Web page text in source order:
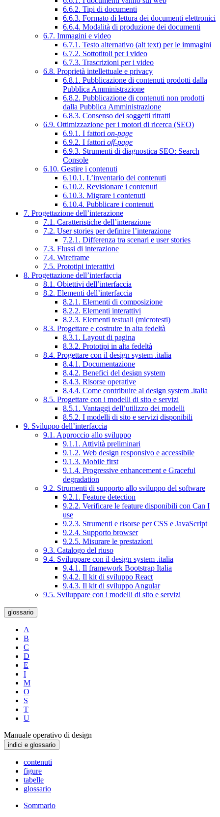
6.6.2. Tipi di documenti
6.6.3. Formato di lettura dei documenti elettronici
6.6.4. Modalità di produzione dei documenti
6.7. Immagini e video
6.7.1. Testo alternativo (alt text) per le immagini
6.7.2. Sottotitoli per i video
6.7.3. Trascrizioni per i video
6.8. Proprietà intellettuale e privacy
6.8.1. Pubblicazione di contenuti prodotti dalla
Pubblica Amministrazione
6.8.2. Pubblicazione di contenuti non prodotti
dalla Pubblica Amministrazione
6.8.3. Consenso dei soggetti ritratti
6.9. Ottimizzazione per i motori di ricerca (SEO)
6.9.1. I fattori on-page
6.9.2. I fattori off-page
6.9.3. Strumenti di diagnostica SEO: Search
Console
6.10. Gestire i contenuti
6.10.1. L’inventario dei contenuti
6.10.2. Revisionare i contenuti
6.10.3. Migrare i contenuti
6.10.4. Pubblicare i contenuti
7. Progettazione dell’interazione
7.1. Caratteristiche dell’interazione
7.2. User stories per definire l’interazione
7.2.1. Differenza tra scenari e user stories
7.3. Flussi di interazione
7.4. Wireframe
7.5. Prototipi interattivi
8. Progettazione dell’interfaccia
8.1. Obiettivi dell’interfaccia
8.2. Elementi dell’interfaccia
8.2.1. Elementi di composizione
8.2.2. Elementi interattivi
8.2.3. Elementi testuali (microtesti)
8.3. Progettare e costruire in alta fedeltà
8.3.1. Layout di pagina
8.3.2. Prototipi in alta fedeltà
8.4. Progettare con il design system .italia
8.4.1. Documentazione
8.4.2. Benefici del design system
8.4.3. Risorse operative
8.4.4. Come contribuire al design system .italia
8.5. Progettare con i modelli di sito e servizi
8.5.1. Vantaggi dell’utilizzo dei modelli
8.5.2. I modelli di sito e servizi disponibili
9. Sviluppo dell’interfaccia
9.1. Approccio allo sviluppo
9.1.1. Attività preliminari
9.1.2. Web design responsivo e accessibile
9.1.3. Mobile first
9.1.4. Progressive enhancement e Graceful
degradation
9.2. Strumenti di supporto allo sviluppo del software
9.2.1. Feature detection
9.2.2. Verificare le feature disponibili con Can I
use
9.2.3. Strumenti e risorse per CSS e JavaScript
9.2.4. Supporto browser
9.2.5. Misurare le prestazioni
9.3. Catalogo del riuso
9.4. Sviluppare con il design system .italia
9.4.1. Il framework Bootstrap Italia
9.4.2. Il kit di sviluppo React
9.4.3. Il kit di sviluppo Angular
9.5. Sviluppare con i modelli di sito e servizi
glossario
A
B
C
D
E
I
M
O
S
T
U
Manuale operativo di design
indici e glossario
contenuti
figure
tabelle
glossario
Sommario